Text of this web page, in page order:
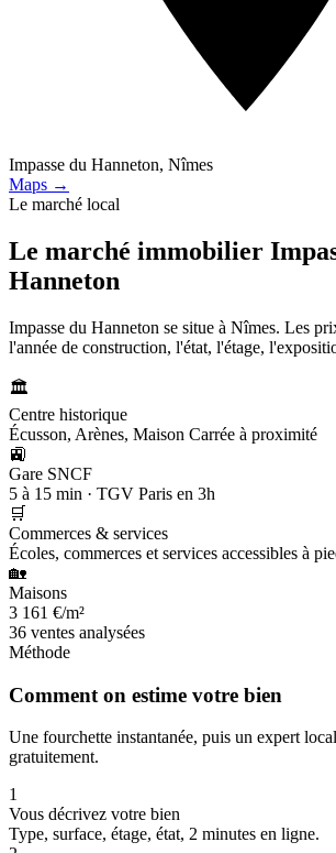
Impasse du Hanneton, Nîmes
Maps →
Le marché local
Le marché immobilier
Hanneton
Impasse du Hanneton se situe à Nîmes. Les
l'année de construction, l'état, l'étage,
🏛️
Centre historique
Écusson, Arènes, Maison Carrée à proximité
🚉
Gare SNCF
5 à 15 min · TGV Paris en 3h
🛒
Commerces & services
Écoles, commerces et services accessibles à
🏡
Maisons
3 161 €/m²
36 ventes analysées
Méthode
Comment on estime votre bien
Une fourchette instantanée, puis un expert
gratuitement.
1
Vous décrivez votre bien
Type, surface, étage, état, 2 minutes en ligne.